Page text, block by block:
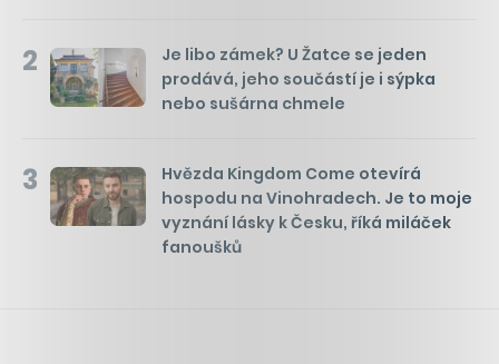
2
Je libo zámek? U Žatce se jeden
prodává, jeho součástí je i sýpka
nebo sušárna chmele
3
Hvězda Kingdom Come otevírá
hospodu na Vinohradech. Je to moje
vyznání lásky k Česku, říká miláček
fanoušků